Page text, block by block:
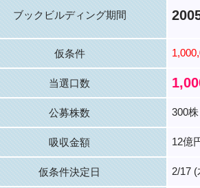
ブックビルディング期間
仮条件
当選口数
公募株数 300株
吸収金額 12億
仮条件決定日 2/17 (